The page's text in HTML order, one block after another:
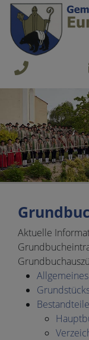
Springe
+43
7474
240
Aktuelle